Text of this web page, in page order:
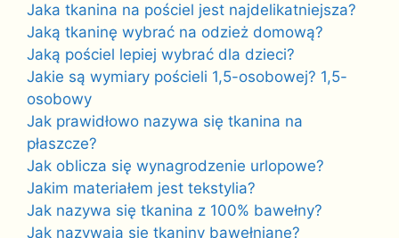
Jaka tkanina na pościel jest najdelikatniejsza?
Jaką tkaninę wybrać na odzież domową?
Jaką pościel lepiej wybrać dla dzieci?
Jakie są wymiary pościeli 1,5-osobowej? 1,5-
osobowy
Jak prawidłowo nazywa się tkanina na
płaszcze?
Jak oblicza się wynagrodzenie urlopowe?
Jakim materiałem jest tekstylia?
Jak nazywa się tkanina z 100% bawełny?
Jak nazywają się tkaniny bawełniane?